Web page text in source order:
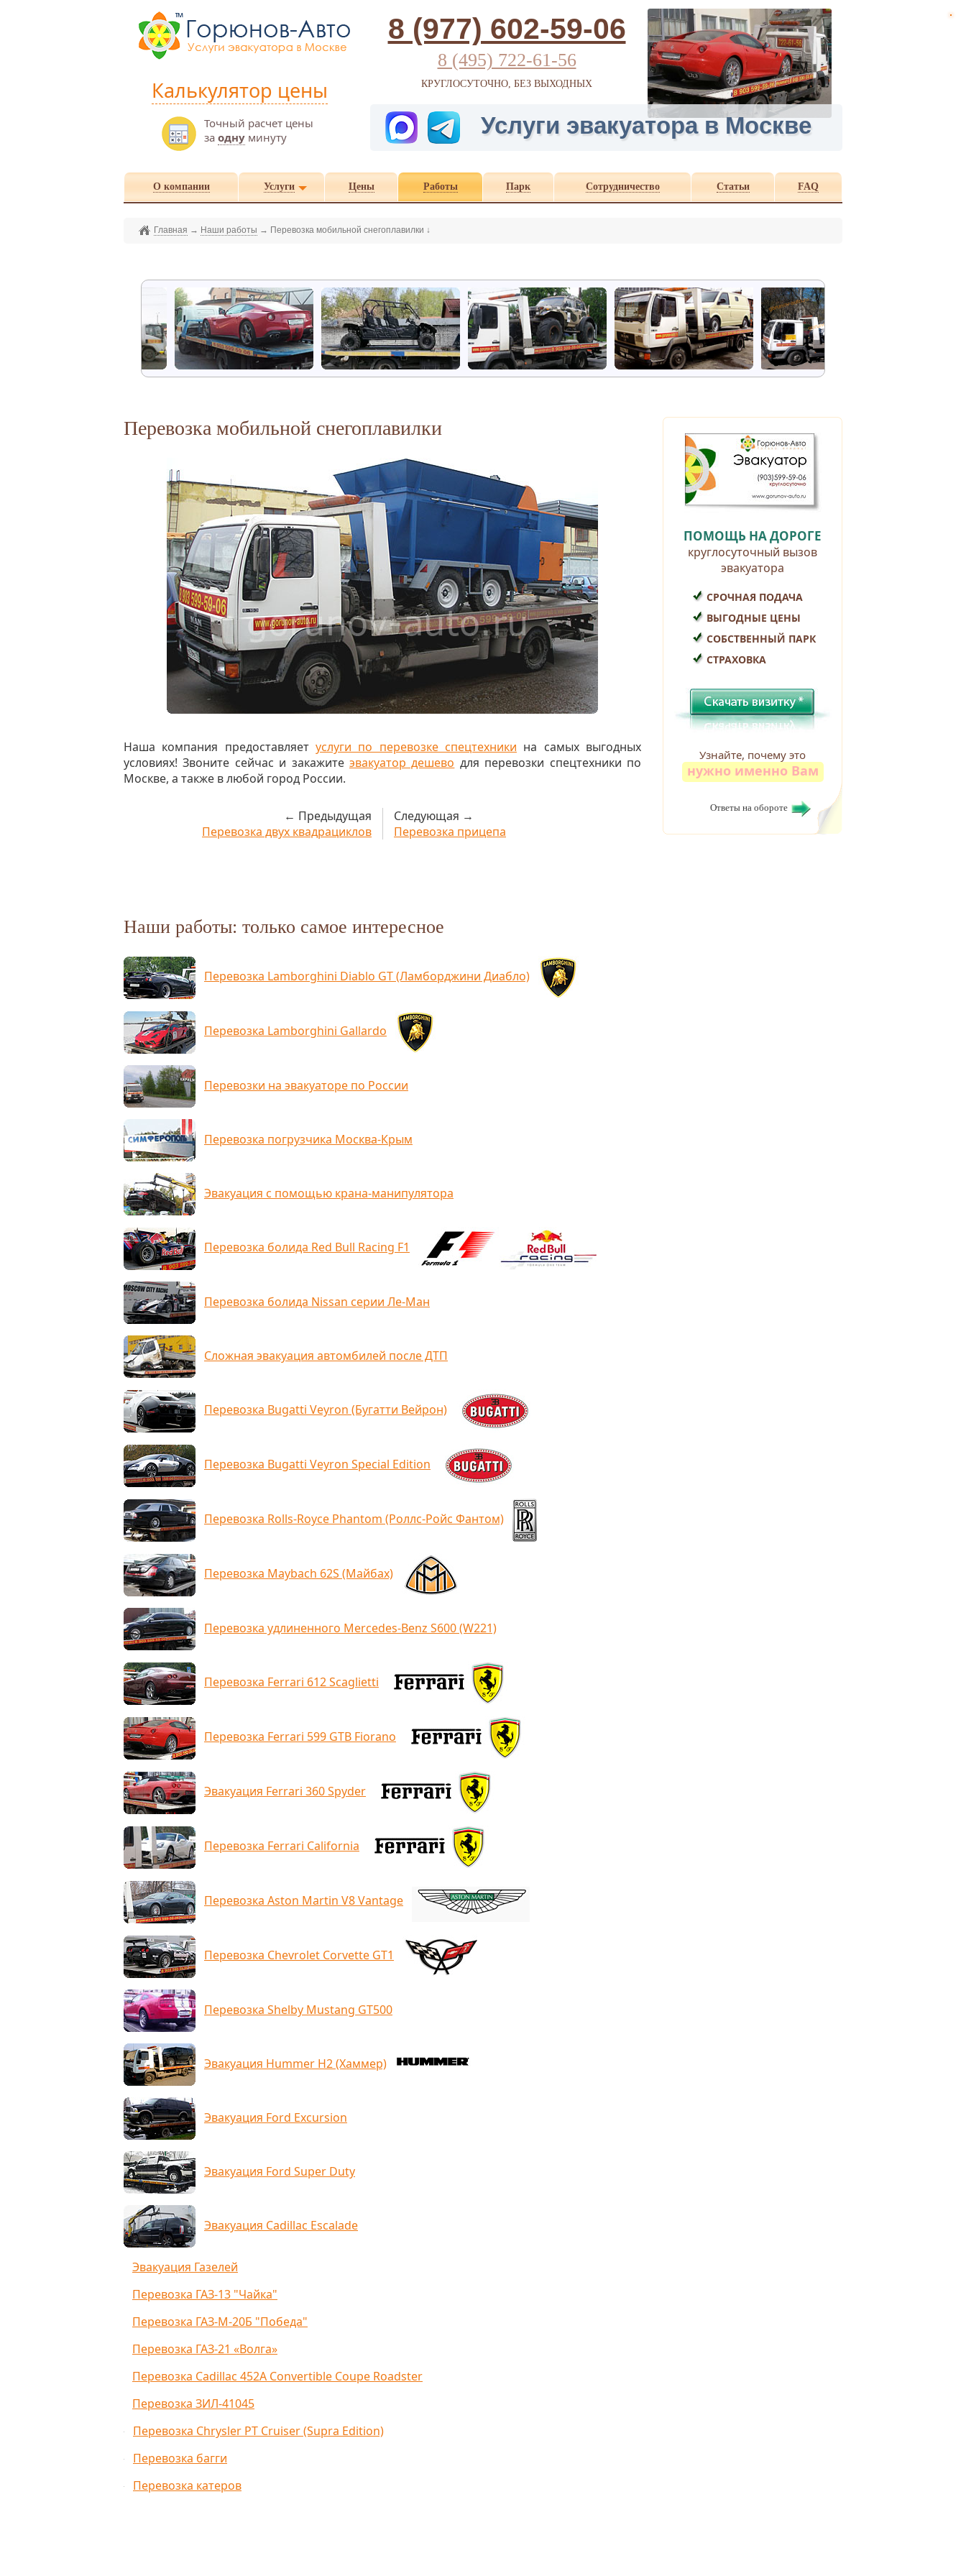
Калькулятор цены
Точный расчет цены
за однуминуту
8 (977) 602-59-06
8 (495) 722-61-56
КРУГЛОСУТОЧНО, БЕЗ ВЫХОДНЫХ
Услуги эвакуатора в Москве
О компании Услуги Цены Работы Парк Сотрудничество Статьи FAQ
Главная → Наши работы → Перевозка мобильной снегоплавилки ↓
Перевозка мобильной снегоплавилки
Наша компания предоставляет услуги по перевозке спецтехники на самых выгодных
условиях! Звоните сейчас и закажите эвакуатор дешево для перевозки спецтехники по
Москве, а также в любой город России.
← Предыдущая
Перевозка двух квадрациклов
Следующая →
Перевозка прицепа
Наши работы: только самое интересное
Перевозка Lamborghini Diablo GT (Ламборджини Диабло)
Перевозка Lamborghini Gallardo
Перевозки на эвакуаторе по России
Перевозка погрузчика Москва-Крым
Эвакуация с помощью крана-манипулятора
Перевозка болида Red Bull Racing F1
Перевозка болида Nissan серии Ле-Ман
Сложная эвакуация автомбилей после ДТП
Перевозка Bugatti Veyron (Бугатти Вейрон)
Перевозка Bugatti Veyron Special Edition
Перевозка Rolls-Royce Phantom (Роллс-Ройс Фантом)
Перевозка Maybach 62S (Майбах)
Перевозка удлиненного Mercedes-Benz S600 (W221)
Перевозка Ferrari 612 Scaglietti
Перевозка Ferrari 599 GTB Fiorano
Эвакуация Ferrari 360 Spyder
Перевозка Ferrari California
Перевозка Aston Martin V8 Vantage
Перевозка Chevrolet Corvette GT1
Перевозка Shelby Mustang GT500
Эвакуация Hummer H2 (Хаммер)
Эвакуация Ford Excursion
Эвакуация Ford Super Duty
Эвакуация Cadillac Escalade
Перевозка ГАЗ-13 "Чайка"
Перевозка ГАЗ-М-20Б "Победа"
Перевозка ГАЗ-21 «Волга»
Перевозка Cadillac 452A Convertible Coupe Roadster
ПОМОЩЬ НА ДОРОГЕ
круглосуточный вызов
эвакуатора
СРОЧНАЯ ПОДАЧА
ВЫГОДНЫЕ ЦЕНЫ
СОБСТВЕННЫЙ ПАРК
СТРАХОВКА
Узнайте, почему это
нужно именно Вам
Ответы на обороте